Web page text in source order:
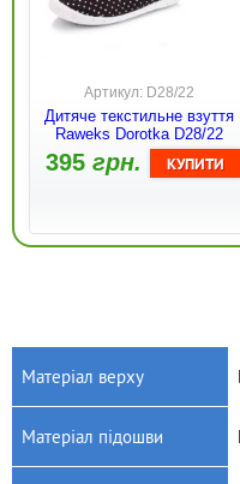
Артикул: D28/22
Дитяче текстильне взуття
Raweks Dorotka D28/22
395грн.
Матеріал верху
Матеріал підошви